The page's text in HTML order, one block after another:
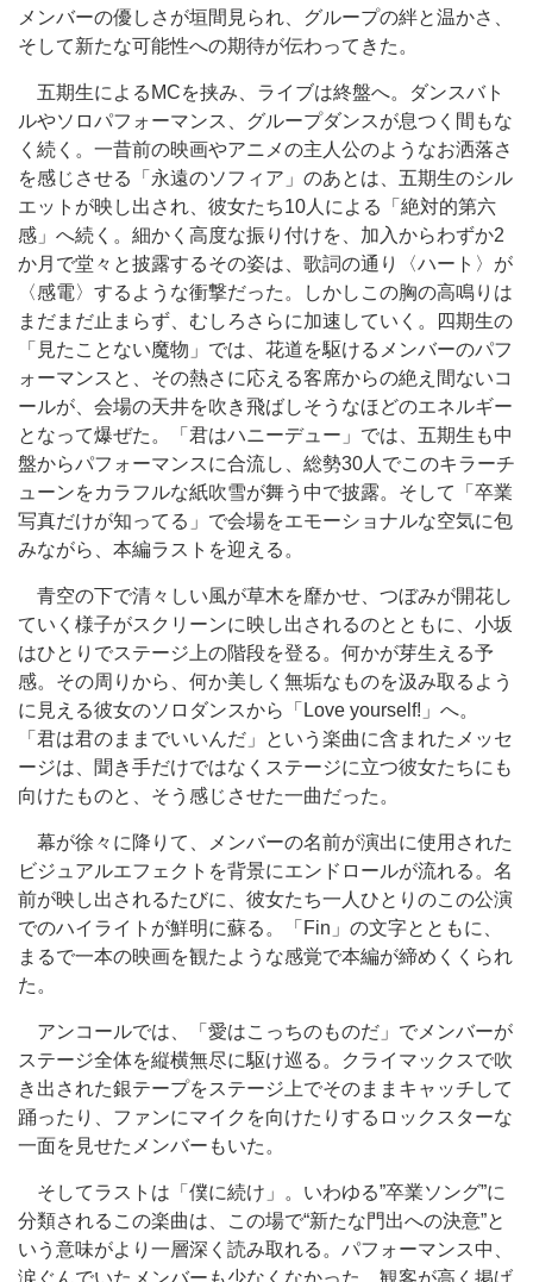
メンバーの優しさが垣間見られ、グループの絆と温かさ、
そして新たな可能性への期待が伝わってきた。
五期生によるMCを挟み、ライブは終盤へ。ダンスバト
ルやソロパフォーマンス、グループダンスが息つく間もな
く続く。一昔前の映画やアニメの主人公のようなお洒落さ
を感じさせる「永遠のソフィア」のあとは、五期生のシル
エットが映し出され、彼女たち10人による「絶対的第六
感」へ続く。細かく高度な振り付けを、加入からわずか2
か月で堂々と披露するその姿は、歌詞の通り〈ハート〉が
〈感電〉するような衝撃だった。しかしこの胸の高鳴りは
まだまだ止まらず、むしろさらに加速していく。四期生の
「見たことない魔物」では、花道を駆けるメンバーのパフ
ォーマンスと、その熱さに応える客席からの絶え間ないコ
ールが、会場の天井を吹き飛ばしそうなほどのエネルギー
となって爆ぜた。「君はハニーデュー」では、五期生も中
盤からパフォーマンスに合流し、総勢30人でこのキラーチ
ューンをカラフルな紙吹雪が舞う中で披露。そして「卒業
写真だけが知ってる」で会場をエモーショナルな空気に包
みながら、本編ラストを迎える。
青空の下で清々しい風が草木を靡かせ、つぼみが開花し
ていく様子がスクリーンに映し出されるのとともに、小坂
はひとりでステージ上の階段を登る。何かが芽生える予
感。その周りから、何か美しく無垢なものを汲み取るよう
に見える彼女のソロダンスから「Love yourself!」へ。
「君は君のままでいいんだ」という楽曲に含まれたメッセ
ージは、聞き手だけではなくステージに立つ彼女たちにも
向けたものと、そう感じさせた一曲だった。
幕が徐々に降りて、メンバーの名前が演出に使用された
ビジュアルエフェクトを背景にエンドロールが流れる。名
前が映し出されるたびに、彼女たち一人ひとりのこの公演
でのハイライトが鮮明に蘇る。「Fin」の文字とともに、
まるで一本の映画を観たような感覚で本編が締めくくられ
た。
アンコールでは、「愛はこっちのものだ」でメンバーが
ステージ全体を縦横無尽に駆け巡る。クライマックスで吹
き出された銀テープをステージ上でそのままキャッチして
踊ったり、ファンにマイクを向けたりするロックスターな
一面を見せたメンバーもいた。
そしてラストは「僕に続け」。いわゆる”卒業ソング”に
分類されるこの楽曲は、この場で“新たな門出への決意”と
いう意味がより一層深く読み取れる。パフォーマンス中、
涙ぐんでいたメンバーも少なくなかった。観客が高く掲げ